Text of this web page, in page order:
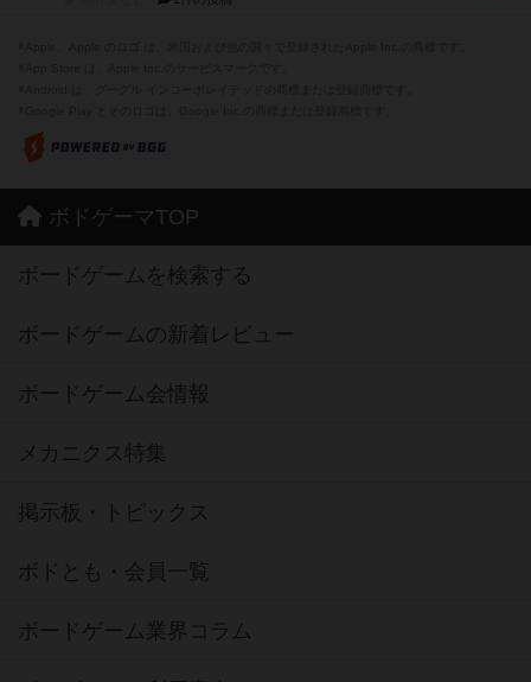
ボドゲーマTOP
ボードゲームを検索する
ボードゲームの新着レビュー
ボードゲーム会情報
メカニクス特集
掲示板・トピックス
ボドとも・会員一覧
ボードゲーム業界コラム